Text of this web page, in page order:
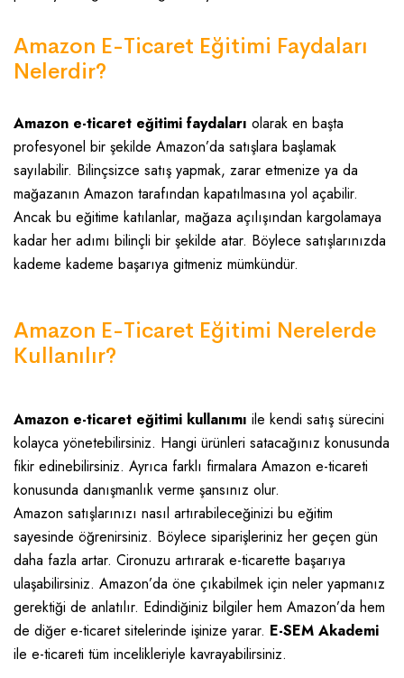
Amazon E-Ticaret Eğitimi Faydaları
Nelerdir?
Amazon e-ticaret eğitimi faydaları olarak en başta
profesyonel bir şekilde Amazon’da satışlara başlamak
sayılabilir. Bilinçsizce satış yapmak, zarar etmenize ya da
mağazanın Amazon tarafından kapatılmasına yol açabilir.
Ancak bu eğitime katılanlar, mağaza açılışından kargolamaya
kadar her adımı bilinçli bir şekilde atar. Böylece satışlarınızda
kademe kademe başarıya gitmeniz mümkündür.
Amazon E-Ticaret Eğitimi Nerelerde
Kullanılır?
Amazon e-ticaret eğitimi kullanımı ile kendi satış sürecini
kolayca yönetebilirsiniz. Hangi ürünleri satacağınız konusunda
fikir edinebilirsiniz. Ayrıca farklı firmalara Amazon e-ticareti
konusunda danışmanlık verme şansınız olur.
Amazon satışlarınızı nasıl artırabileceğinizi bu eğitim
sayesinde öğrenirsiniz. Böylece siparişleriniz her geçen gün
daha fazla artar. Cironuzu artırarak e-ticarette başarıya
ulaşabilirsiniz. Amazon’da öne çıkabilmek için neler yapmanız
gerektiği de anlatılır. Edindiğiniz bilgiler hem Amazon’da hem
de diğer e-ticaret sitelerinde işinize yarar. E-SEM Akademi
ile e-ticareti tüm incelikleriyle kavrayabilirsiniz.